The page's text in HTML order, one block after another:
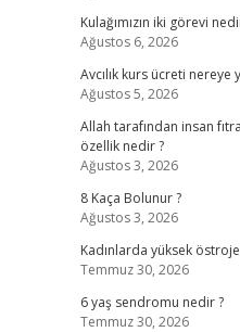
Kulağımızın iki görevi
Ağustos 6, 2026
Avcılık kurs ücreti nereye
Ağustos 5, 2026
Allah tarafından insan
özellik nedir ?
Ağustos 3, 2026
8 Kaça Bolunur ?
Ağustos 3, 2026
Kadınlarda yüksek
Temmuz 30, 2026
6 yaş sendromu nedir ?
Temmuz 30, 2026